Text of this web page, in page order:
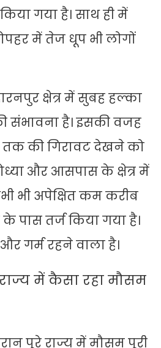
गया है। साथ ही में
में तेज धूप भी लोगों
क्षेत्र में सुबह हल्का
संभावना है। इसकी वजह
तक की गिरावट देखने को
और आसपास के क्षेत्र में
भी अपेक्षित कम करीब
के पास तर्ज किया गया है।
गर्म रहने वाला है।
में कैसा रहा मौसम
पूरे राज्य में मौसम पूरी